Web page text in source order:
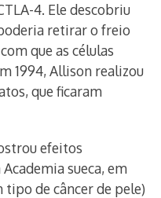
4. Ele descobriu
retirar o freio
que as células
1994, Allison realizou
que ficaram
efeitos
sueca, em
de câncer de pele)